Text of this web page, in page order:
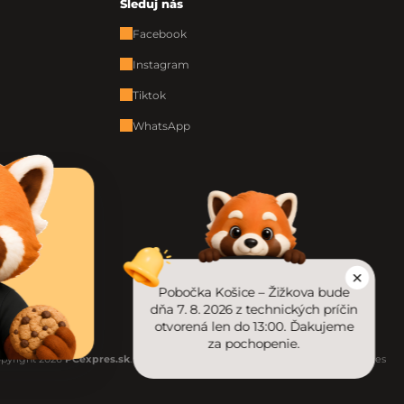
Pobočka Košice – Žižkova bude
dňa 7. 8. 2026 z technických príčin
otvorená len do 13:00. Ďakujeme
za pochopenie.
Sleduj nás
Facebook
Instagram
Tiktok
WhatsApp
2026PCexpres.sk . Všetky práva vyhradené. Upraviť nastavenie cookies